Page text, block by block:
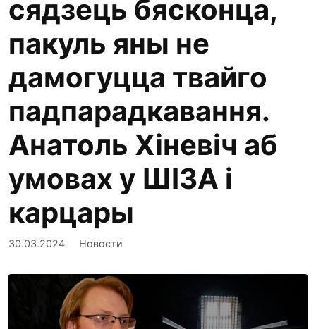
сядзець бясконца,
пакуль яны не
дамогуцца твайго
падпарадкавання.
Анатоль Хіневіч аб
умовах у ШІЗА і
карцары
30.03.2024 Новости